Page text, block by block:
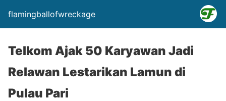
flamingballofwreckage
Telkom Ajak 50 Karyawan Jadi
Relawan Lestarikan Lamun di
Pulau Pari